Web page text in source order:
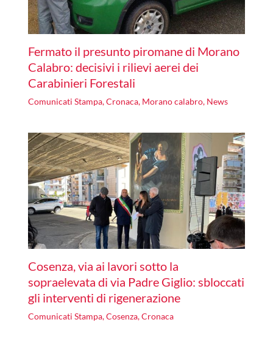
Fermato il presunto piromane di Morano
Calabro: decisivi i rilievi aerei dei
Carabinieri Forestali
Comunicati Stampa,Cronaca, Morano calabro, News
Cosenza, via ai lavori sotto la
sopraelevata di via Padre Giglio: sbloccati
gli interventi di rigenerazione
Comunicati Stampa,Cosenza,Cronaca